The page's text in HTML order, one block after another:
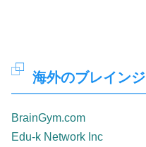
海外のブレイン
BrainGym.com
Edu-k Network Inc